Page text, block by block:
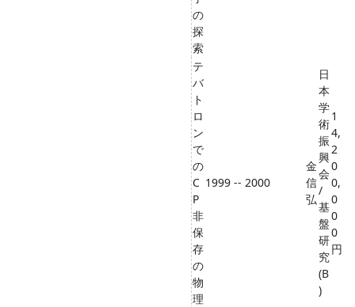
の
探
索
テ
バ
ト
ロ
ン
で
の
C
P
非
保
存
の
物
理
1999 -- 2000
金
信
弘
日
本
学
術
振
興
会
/
基
盤
研
究
(B
)
1
4,
2
0
0,
0
0
0
円